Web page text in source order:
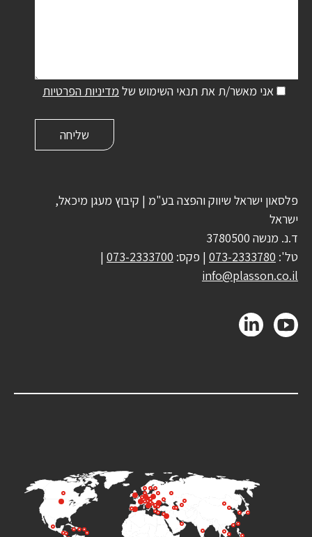
אני מאשר/ת את תנאי השימוש של מדיניות הפרטיות
פלסאון ישראל שיווק והפצה בע"מ | קיבוץ מעגן מיכאל,
ישראל
ד.נ. מנשה 3780500
טל': 073-2333780 | פקס: 073-2333700
|
info@plasson.co.il